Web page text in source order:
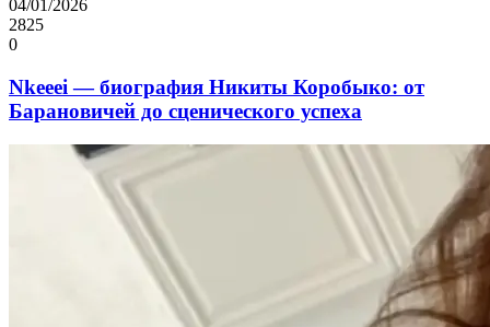
04/01/2026
2825
0
Nkeeei — биография Никиты Коробыко: от
Барановичей до сценического успеха